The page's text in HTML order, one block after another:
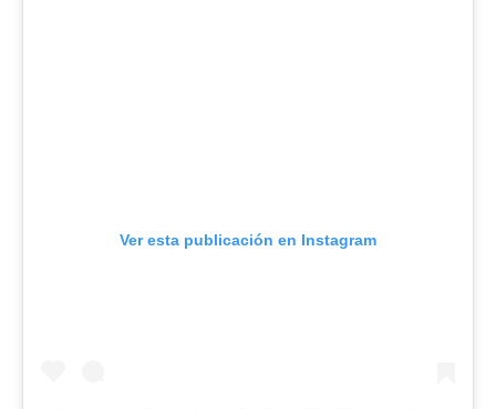
Ver esta publicación en Instagram